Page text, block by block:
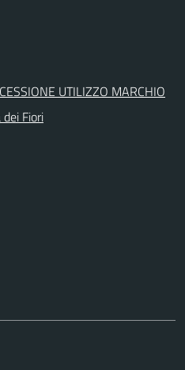
UTILIZZO MARCHIO
Fiori